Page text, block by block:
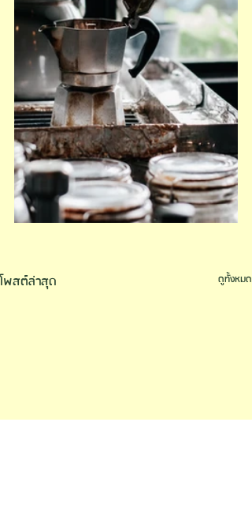
โพสต์ล่าสุด ดูทั้งหมด